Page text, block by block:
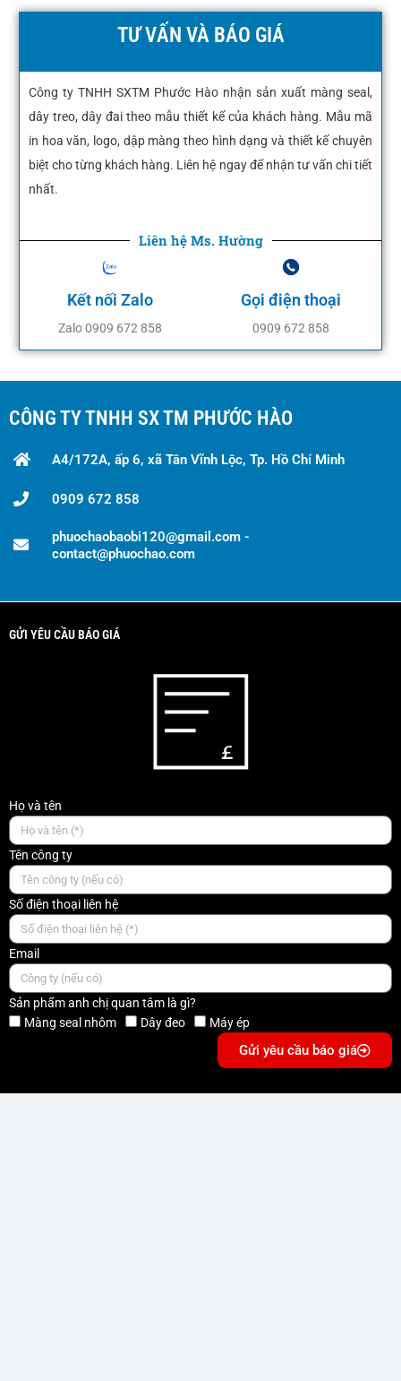
TƯ VẤN VÀ BÁO GIÁ
Công ty TNHH SXTM Phước Hào nhận sản xuất màng seal,
dây treo, dây đai theo mẫu thiết kế của khách hàng. Mẫu mã
in hoa văn, logo, dập màng theo hình dạng và thiết kế chuyên
biệt cho từng khách hàng. Liên hệ ngay để nhận tư vấn chi tiết
nhất.
Liên hệ Ms. Hường
Kết nối Zalo
Zalo 0909 672 858
Gọi điện thoại
0909 672 858
CÔNG TY TNHH SX TM PHƯỚC HÀO
A4/172A, ấp 6, xã Tân Vĩnh Lộc, Tp. Hồ Chí Minh
0909 672 858
phuochaobaobi120@gmail.com -
contact@phuochao.com
GỬI YÊU CẦU BÁO GIÁ
Họ và tên
Tên công ty
Số điện thoại liên hệ
Email
Sản phẩm anh chị quan tâm là gì?
Màng seal nhôm
Dây đeo Máy ép
Gửi yêu cầu báo giá